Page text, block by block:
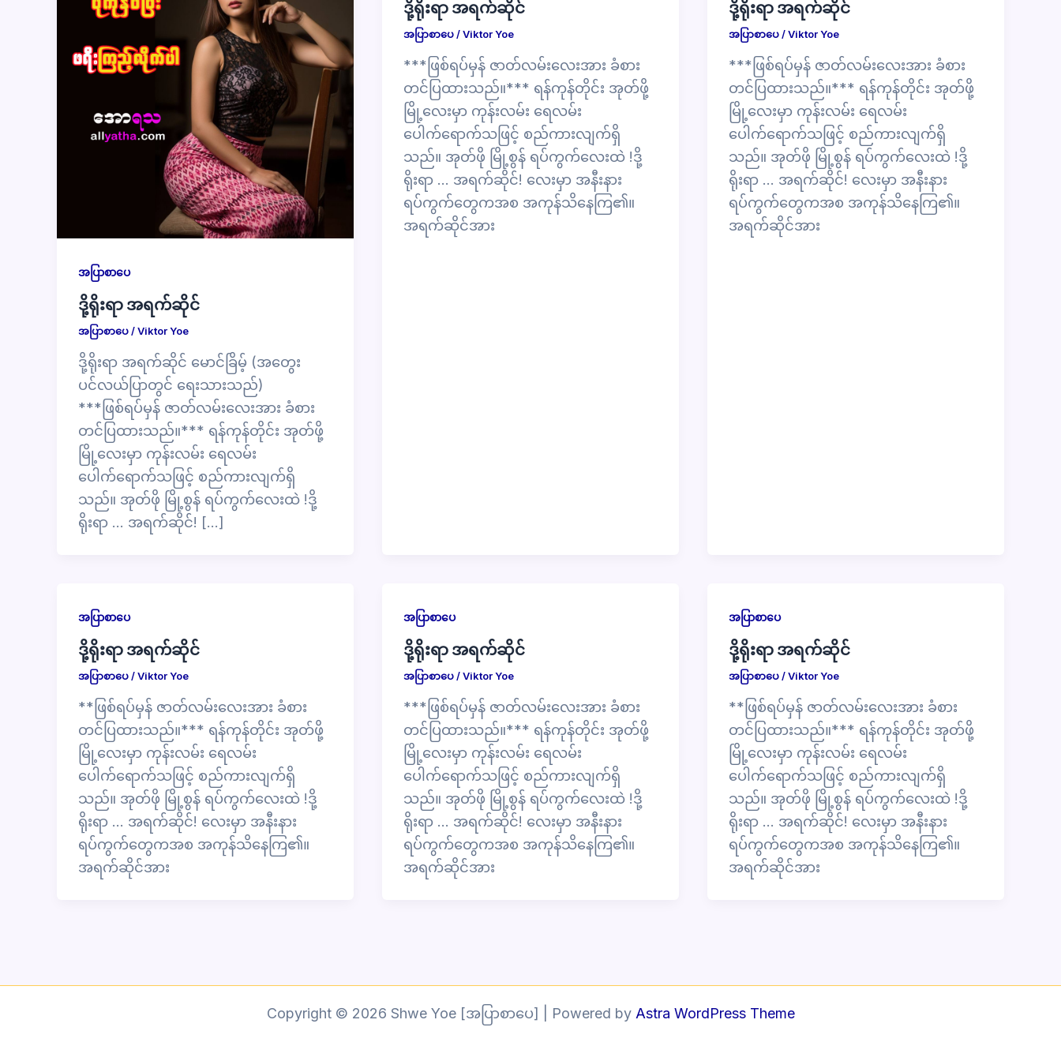
အပြာစာပေ
ဒို့ရိုးရာ အရက်ဆိုင်
အပြာစာပေ/Viktor Yoe
ဒို့ရိုးရာ အရက်ဆိုင် မောင်ခြိမ့် (အတွေး
ပင်လယ်ပြာတွင် ရေးသားသည်)
***ဖြစ်ရပ်မှန် ဇာတ်လမ်းလေးအား ခံစား
တင်ပြထားသည်။*** ရန်ကုန်တိုင်း အုတ်ဖို့
မြို့လေးမှာ ကုန်းလမ်း ရေလမ်း
ပေါက်ရောက်သဖြင့် စည်ကားလျက်ရှိ
သည်။ အုတ်ဖို မြို့စွန် ရပ်ကွက်လေးထဲ !ဒို့
ရိုးရာ … အရက်ဆိုင်! […]
ဒို့ရိုးရာ အရက်ဆိုင်
အပြာစာပေ/Viktor Yoe
***ဖြစ်ရပ်မှန် ဇာတ်လမ်းလေးအား ခံစား
တင်ပြထားသည်။*** ရန်ကုန်တိုင်း အုတ်ဖို့
မြို့လေးမှာ ကုန်းလမ်း ရေလမ်း
ပေါက်ရောက်သဖြင့် စည်ကားလျက်ရှိ
သည်။ အုတ်ဖို မြို့စွန် ရပ်ကွက်လေးထဲ !ဒို့
ရိုးရာ … အရက်ဆိုင်! လေးမှာ အနီးနား
ရပ်ကွက်တွေကအစ အကုန်သိနေကြ၏။
အရက်ဆိုင်အား
ဒို့ရိုးရာ အရက်ဆိုင်
အပြာစာပေ/Viktor Yoe
***ဖြစ်ရပ်မှန် ဇာတ်လမ်းလေးအား ခံစား
တင်ပြထားသည်။*** ရန်ကုန်တိုင်း အုတ်ဖို့
မြို့လေးမှာ ကုန်းလမ်း ရေလမ်း
ပေါက်ရောက်သဖြင့် စည်ကားလျက်ရှိ
သည်။ အုတ်ဖို မြို့စွန် ရပ်ကွက်လေးထဲ !ဒို့
ရိုးရာ … အရက်ဆိုင်! လေးမှာ အနီးနား
ရပ်ကွက်တွေကအစ အကုန်သိနေကြ၏။
အရက်ဆိုင်အား
အပြာစာပေ
ဒို့ရိုးရာ အရက်ဆိုင်
အပြာစာပေ/Viktor Yoe
**ဖြစ်ရပ်မှန် ဇာတ်လမ်းလေးအား ခံစား
တင်ပြထားသည်။*** ရန်ကုန်တိုင်း အုတ်ဖို့
မြို့လေးမှာ ကုန်းလမ်း ရေလမ်း
ပေါက်ရောက်သဖြင့် စည်ကားလျက်ရှိ
သည်။ အုတ်ဖို မြို့စွန် ရပ်ကွက်လေးထဲ !ဒို့
ရိုးရာ … အရက်ဆိုင်! လေးမှာ အနီးနား
ရပ်ကွက်တွေကအစ အကုန်သိနေကြ၏။
အရက်ဆိုင်အား
အပြာစာပေ
ဒို့ရိုးရာ အရက်ဆိုင်
အပြာစာပေ/Viktor Yoe
***ဖြစ်ရပ်မှန် ဇာတ်လမ်းလေးအား ခံစား
တင်ပြထားသည်။*** ရန်ကုန်တိုင်း အုတ်ဖို့
မြို့လေးမှာ ကုန်းလမ်း ရေလမ်း
ပေါက်ရောက်သဖြင့် စည်ကားလျက်ရှိ
သည်။ အုတ်ဖို မြို့စွန် ရပ်ကွက်လေးထဲ !ဒို့
ရိုးရာ … အရက်ဆိုင်! လေးမှာ အနီးနား
ရပ်ကွက်တွေကအစ အကုန်သိနေကြ၏။
အရက်ဆိုင်အား
အပြာစာပေ
ဒို့ရိုးရာ အရက်ဆိုင်
အပြာစာပေ/Viktor Yoe
**ဖြစ်ရပ်မှန် ဇာတ်လမ်းလေးအား ခံစား
တင်ပြထားသည်။*** ရန်ကုန်တိုင်း အုတ်ဖို့
မြို့လေးမှာ ကုန်းလမ်း ရေလမ်း
ပေါက်ရောက်သဖြင့် စည်ကားလျက်ရှိ
သည်။ အုတ်ဖို မြို့စွန် ရပ်ကွက်လေးထဲ !ဒို့
ရိုးရာ … အရက်ဆိုင်! လေးမှာ အနီးနား
ရပ်ကွက်တွေကအစ အကုန်သိနေကြ၏။
အရက်ဆိုင်အား
Copyright © 2026 Shwe Yoe [အပြာစာပေ] | Powered by Astra WordPress Theme